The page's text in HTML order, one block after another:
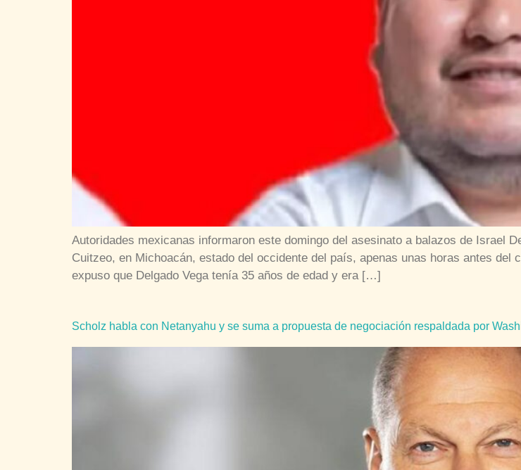
Autoridades mexicanas informaron este domingo del asesinato a balazos de Israel
Cuitzeo, en Michoacán, estado del occidente del país, apenas unas horas antes
expuso que Delgado Vega tenía 35 años de edad y era […]
Scholz habla con Netanyahu y se suma a propuesta de negociación respaldada por